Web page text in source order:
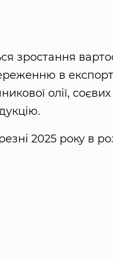
зростання
в
олії, соєвих
2025 року в